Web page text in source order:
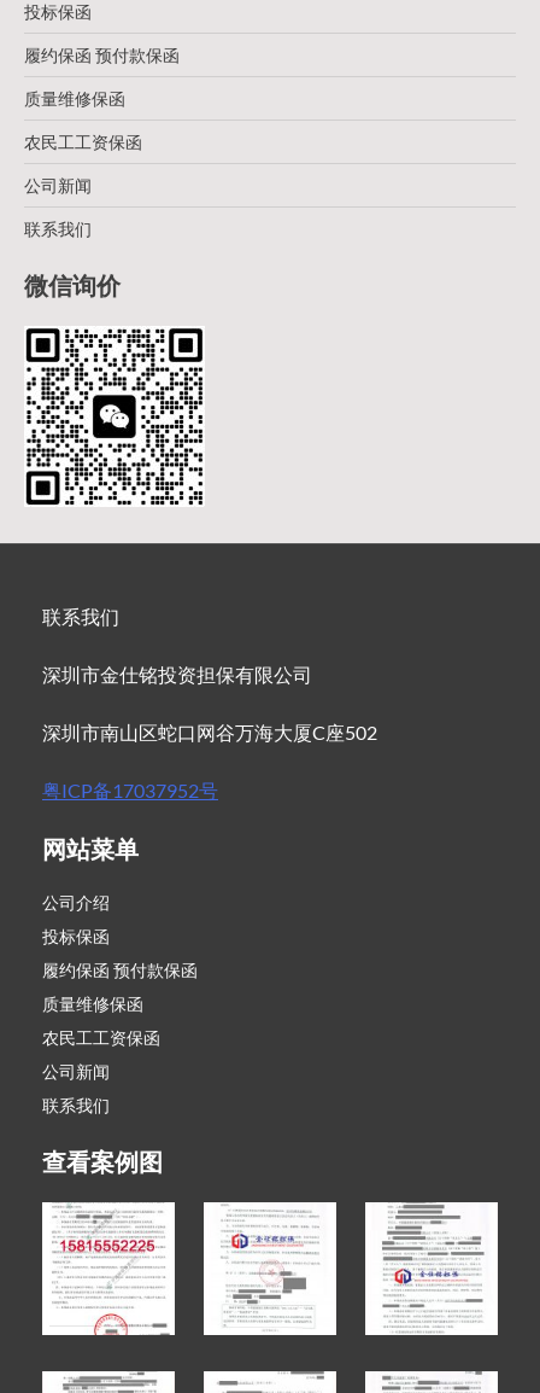
投标保函
履约保函 预付款保函
质量维修保函
农民工工资保函
公司新闻
联系我们
微信询价
联系我们
深圳市金仕铭投资担保有限公司
深圳市南山区蛇口网谷万海大厦C座502
粤ICP备17037952号
网站菜单
公司介绍
投标保函
履约保函 预付款保函
质量维修保函
农民工工资保函
公司新闻
联系我们
查看案例图